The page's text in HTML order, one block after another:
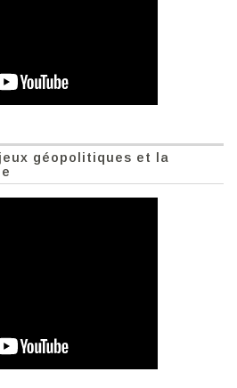
géopolitiques et la